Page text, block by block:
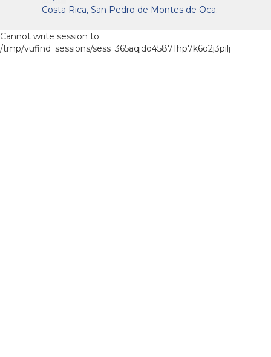
Costa Rica, San Pedro de Montes de Oca.
Cannot write session to
/tmp/vufind_sessions/sess_365aqjdo45871hp7k6o2j3pilj